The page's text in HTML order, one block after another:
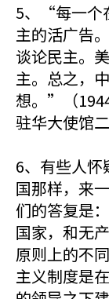
5、“每一个
主的活广告
谈论民主。
主。总之，
想。”（
驻华大使馆
6、有些人
国那样，来
们的答复是
国家，和无
原则上的不
主义制度是